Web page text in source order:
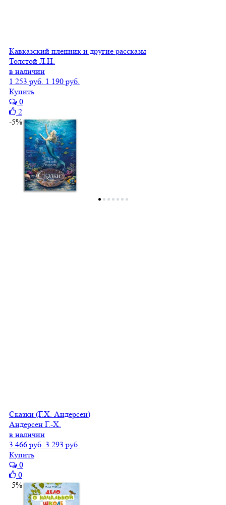
Кавказский пленник и другие рассказы
Толстой Л.Н.
в наличии
1 253 руб. 1 190 руб.
Купить
0
2
-5%
Сказки (Г.Х. Андерсен)
Андерсен Г.-Х.
в наличии
3 466 руб. 3 293 руб.
Купить
0
0
-5%